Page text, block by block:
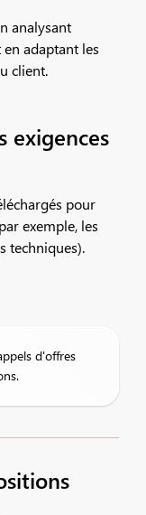
analysant
adaptant les
client.
exigences
pour
exemple, les
techniques).
d'offres